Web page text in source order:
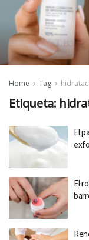
Home Tag
Etiqueta:
El
El